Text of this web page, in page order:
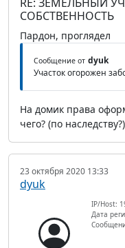
СОБСТВЕННОСТЬ
Пардон, проглядел
Сообщение от dyuk
Участок огорожен
На домик права
чего? (по наследству?)
23 октября 2020 13:33
dyuk
IP/Host:
Дата